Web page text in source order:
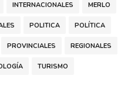
INTERNACIONALES MERLO
POLITICA POLÍTICA
PROVINCIALES REGIONALES
TURISMO